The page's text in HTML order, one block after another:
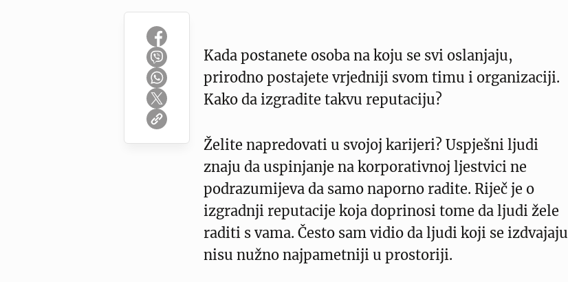
Kada postanete osoba na koju se svi oslanjaju,
prirodno postajete vrjedniji svom timu i organizaciji.
Kako da izgradite takvu reputaciju?
Želite napredovati u svojoj karijeri? Uspješni ljudi
znaju da uspinjanje na korporativnoj ljestvici ne
podrazumijeva da samo naporno radite. Riječ je o
izgradnji reputacije koja doprinosi tome da ljudi žele
raditi s vama. Često sam vidio da ljudi koji se izdvajaju
nisu nužno najpametniji u prostoriji.